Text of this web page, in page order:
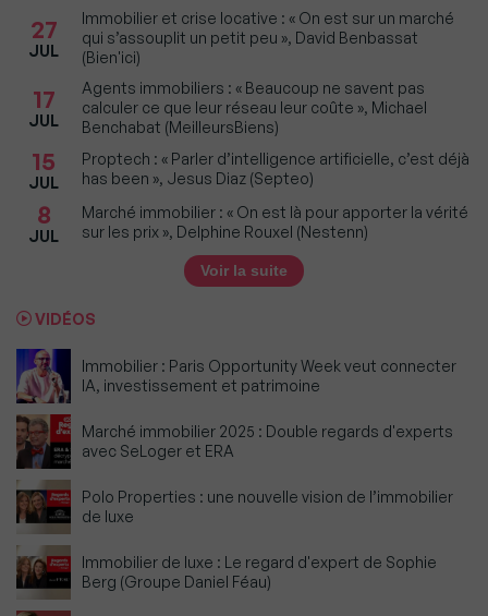
27
JUL
Immobilier et crise locative : « On est sur un marché
qui s’assouplit un petit peu », David Benbassat
(Bien'ici)
17
JUL
Agents immobiliers : « Beaucoup ne savent pas
calculer ce que leur réseau leur coûte », Michael
Benchabat (MeilleursBiens)
15
JUL
Proptech : « Parler d’intelligence artificielle, c’est déjà
has been », Jesus Diaz (Septeo)
8
JUL
Marché immobilier : « On est là pour apporter la vérité
sur les prix », Delphine Rouxel (Nestenn)
Voir la suite
VIDÉOS
Immobilier : Paris Opportunity Week veut connecter
IA, investissement et patrimoine
Marché immobilier 2025 : Double regards d'experts
avec SeLoger et ERA
Polo Properties : une nouvelle vision de l’immobilier
de luxe
Immobilier de luxe : Le regard d'expert de Sophie
Berg (Groupe Daniel Féau)